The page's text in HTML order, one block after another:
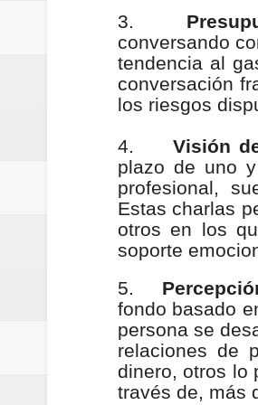
3.
conversando
tendencia al
conversación
los riesgos
4.
Visión
plazo de uno
profesional,
Estas charlas
otros en los
soporte
5.
fondo basado
persona se
relaciones de
dinero, otros lo
través de, más